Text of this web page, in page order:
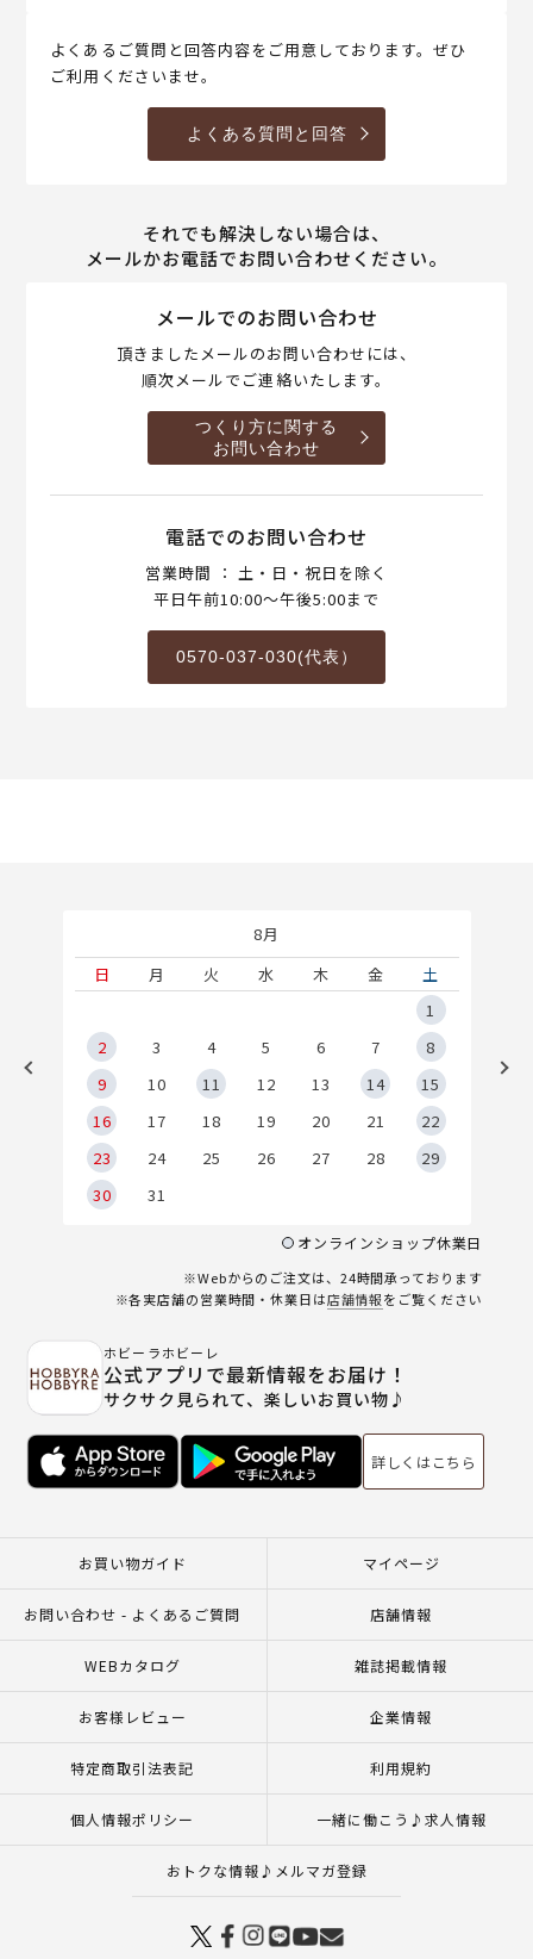
よくあるご質問と回答内容をご用意しております。ぜひ
ご利用くださいませ。
よくある質問と回答
それでも解決しない場合は、
メールかお電話でお問い合わせください。
メールでのお問い合わせ
頂きましたメールのお問い合わせには、
順次メールでご連絡いたします。
つくり方に関する
お問い合わせ
電話でのお問い合わせ
営業時間 ： 土・日・祝日を除く
平日午前10:00～午後5:00まで
0570-037-030(代表）
8月
日
月 火 水 木 金
土
1
2
3 4 5 6 7
8
9
10 11 12 13 14
15
16
17 18 19 20 21
22
23
24 25 26 27 28
29
30
31
オンラインショップ休業日
※Webからのご注文は、24時間承っております
※各実店舗の営業時間・休業日は店舗情報をご覧ください
ホビーラホビーレ
公式アプリで最新情報をお届け！
サクサク見られて、楽しいお買い物♪
詳しくはこちら
お買い物ガイド マイページ
お問い合わせ - よくあるご質問 店舗情報
WEBカタログ 雑誌掲載情報
お客様レビュー 企業情報
特定商取引法表記 利用規約
個人情報ポリシー 一緒に働こう♪求人情報
おトクな情報♪メルマガ登録